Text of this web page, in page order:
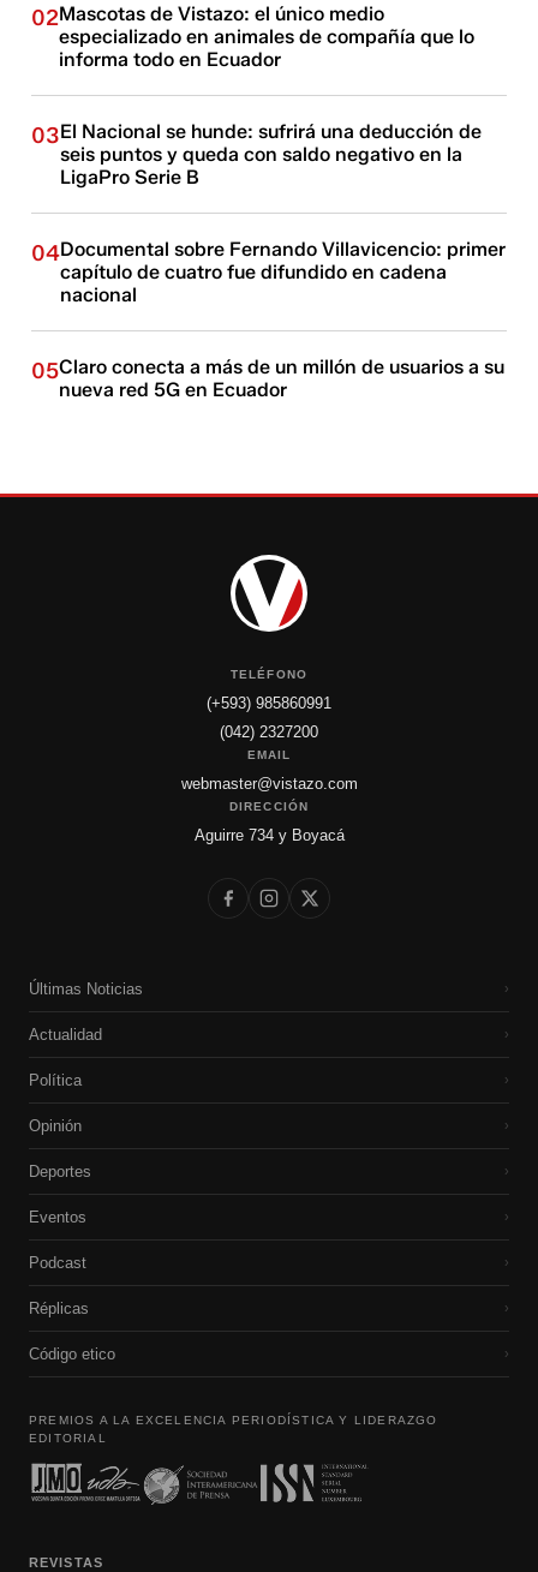
02Mascotas de Vistazo: el único medio
especializado en animales de compañía que lo
informa todo en Ecuador
03El Nacional se hunde: sufrirá una deducción de
seis puntos y queda con saldo negativo en la
LigaPro Serie B
04Documental sobre Fernando Villavicencio: primer
capítulo de cuatro fue difundido en cadena
nacional
05Claro conecta a más de un millón de usuarios a su
nueva red 5G en Ecuador
TELÉFONO
(+593) 985860991
(042) 2327200
EMAIL
webmaster@vistazo.com
DIRECCIÓN
Aguirre 734 y Boyacá
Últimas Noticias ›
Actualidad ›
Política ›
Opinión ›
Deportes ›
Eventos ›
Podcast ›
Réplicas ›
Código etico ›
PREMIOS A LA EXCELENCIA PERIODÍSTICA Y LIDERAZGO
EDITORIAL
REVISTAS